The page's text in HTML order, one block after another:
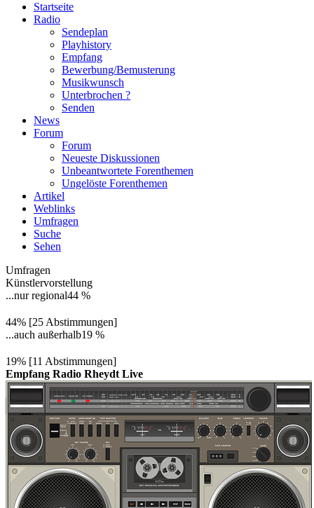
Startseite
Radio
Sendeplan
Playhistory
Empfang
Bewerbung/Bemusterung
Musikwunsch
Unterbrochen ?
Senden
News
Forum
Forum
Neueste Diskussionen
Unbeantwortete Forenthemen
Ungelöste Forenthemen
Artikel
Weblinks
Umfragen
Suche
Sehen
Umfragen
Künstlervorstellung
...nur regional44 %
44% [25 Abstimmungen]
...auch außerhalb19 %
19% [11 Abstimmungen]
Empfang Radio Rheydt Live